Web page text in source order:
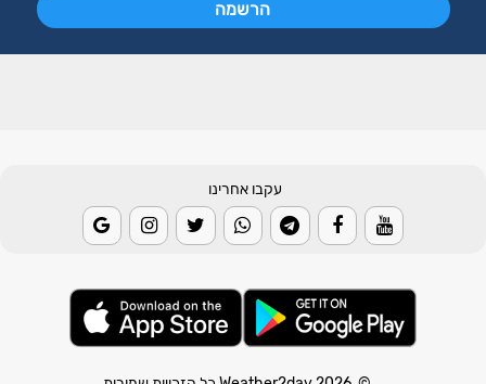
עקבו אחרינו